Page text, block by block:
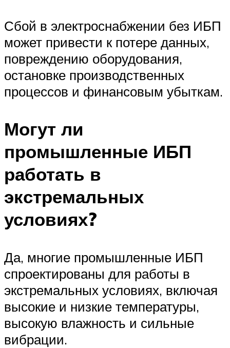
Сбой в электроснабжении без ИБП
может привести к потере данных,
повреждению оборудования,
остановке производственных
процессов и финансовым убыткам.
Могут ли
промышленные ИБП
работать в
экстремальных
условиях?
Да, многие промышленные ИБП
спроектированы для работы в
экстремальных условиях, включая
высокие и низкие температуры,
высокую влажность и сильные
вибрации.